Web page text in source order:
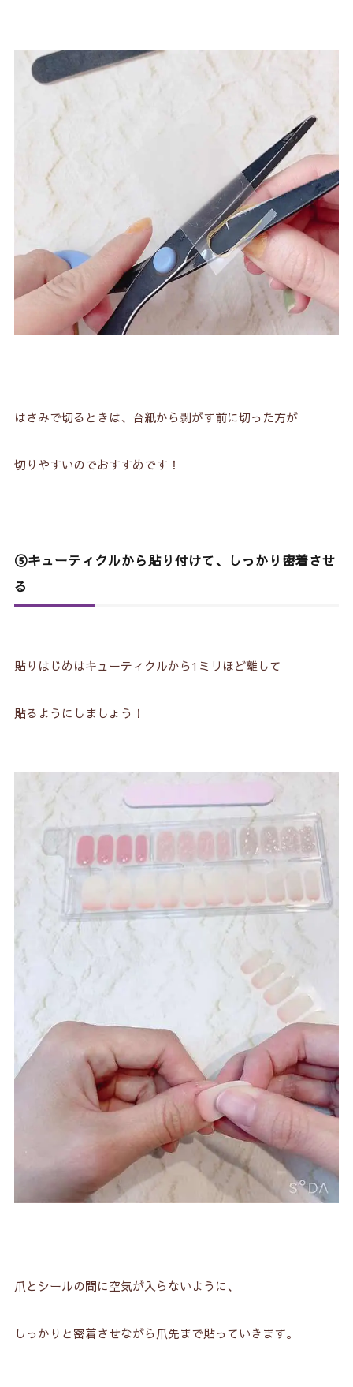
はさみで切るときは、台紙から剥がす前に切った方が
切りやすいのでおすすめです！
⑤キューティクルから貼り付けて、しっかり密着させ
る
貼りはじめはキューティクルから1ミリほど離して
貼るようにしましょう！
爪とシールの間に空気が入らないように、
しっかりと密着させながら爪先まで貼っていきます。